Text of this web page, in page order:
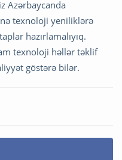
Azərbaycanda
texnoloji yeniliklərə
hazırlamalıyıq.
texnoloji həllər təklif
göstərə bilər.